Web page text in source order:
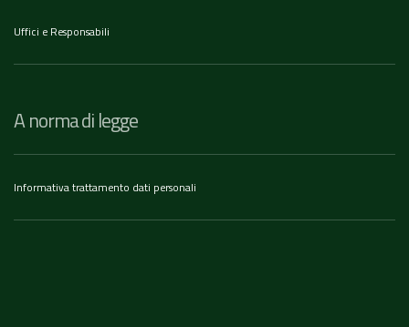
Uffici e Responsabili
A norma di legge
Informativa trattamento dati personali